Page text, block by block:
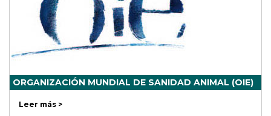
ORGANIZACIÓN MUNDIAL DE SANIDAD ANIMAL (OIE)
Leer más >